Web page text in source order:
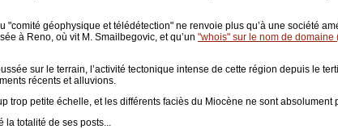
géophysique et télédétection" ne renvoie plus qu’à une société
à Reno, où vit M. Smailbegovic, et qu’un "whois" sur le nom de domaine
sur le terrain, l’activité tectonique intense de cette région depuis le
récents et alluvions.
trop petite échelle, et les différents faciès du Miocène ne sont absolument
la totalité de ses posts...